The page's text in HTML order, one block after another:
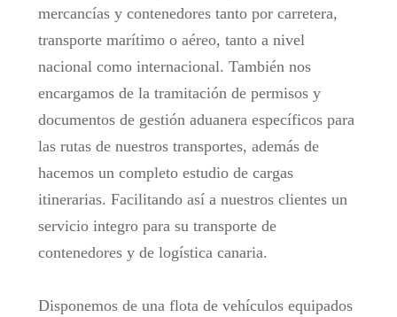
mercancías y contenedores tanto por carretera,
transporte marítimo o aéreo, tanto a nivel
nacional como internacional. También nos
encargamos de la tramitación de permisos y
documentos de gestión aduanera específicos para
las rutas de nuestros transportes, además de
hacemos un completo estudio de cargas
itinerarias. Facilitando así a nuestros clientes un
servicio integro para su transporte de
contenedores y de logística canaria.
Disponemos de una flota de vehículos equipados